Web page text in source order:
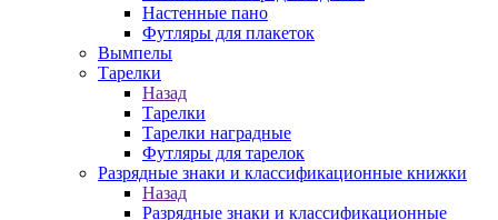
Настенные пано
Футляры для плакеток
Вымпелы
Тарелки
Назад
Тарелки
Тарелки наградные
Футляры для тарелок
Разрядные знаки и классификационные книжки
Назад
Разрядные знаки и классификационные